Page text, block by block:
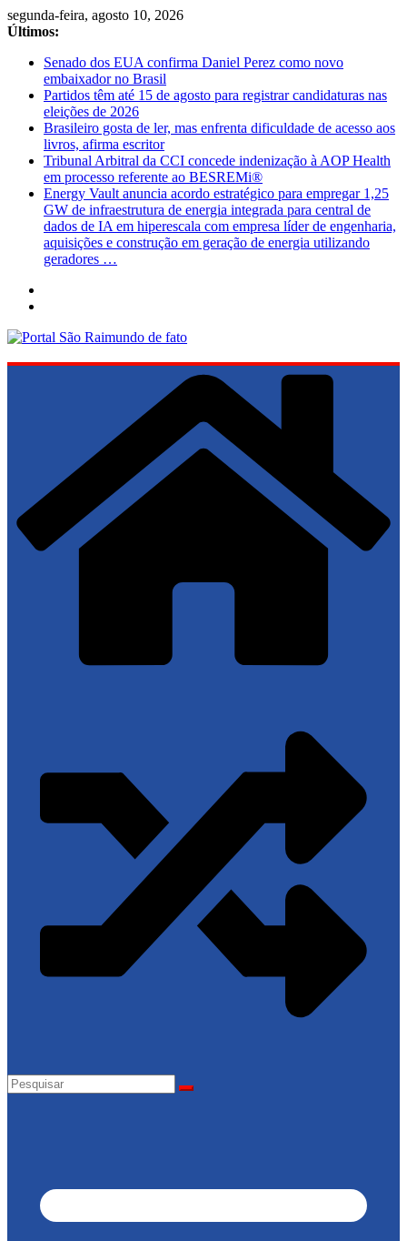
Pular
para
conteúdo
segunda-feira, agosto 10, 2026
Últimos:
Senado dos EUA confirma Daniel Perez como novo
embaixador no Brasil
Partidos têm até 15 de agosto para registrar candidaturas nas
eleições de 2026
Brasileiro gosta de ler, mas enfrenta dificuldade de acesso aos
livros, afirma escritor
Tribunal Arbitral da CCI concede indenização à AOP Health
em processo referente ao BESREMi®
Energy Vault anuncia acordo estratégico para empregar 1,25
GW de infraestrutura de energia integrada para central de
dados de IA em hiperescala com empresa líder de engenharia,
aquisições e construção em geração de energia utilizando
geradores …